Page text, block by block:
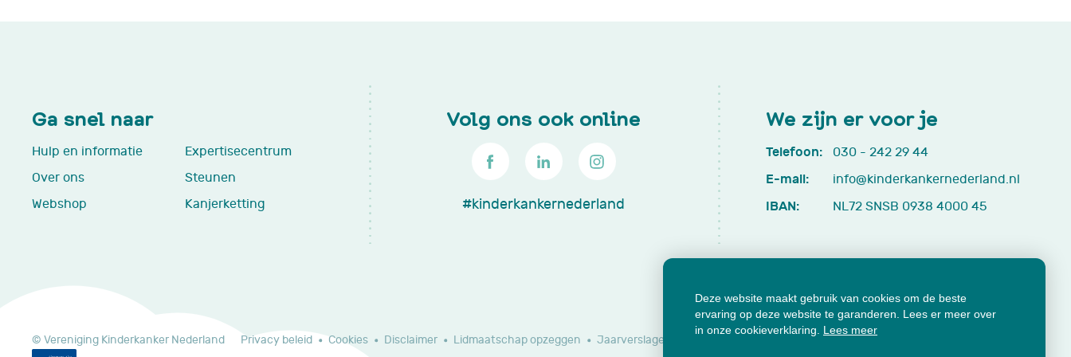
Deze website maakt gebruik van cookies om de beste
ervaring op deze website te garanderen. Lees er meer over
in onze cookieverklaring. Lees meer
Ga snel naar
Hulp en informatie
Expertisecentrum
Over ons
Steunen
Webshop
Kanjerketting
Volg ons ook online
#kinderkankernederland
We zijn er voor je
Telefoon: 030 - 242 29 44
E-mail: info@kinderkankernederland.nl
IBAN: NL72 SNSB 0938 4000 45
© Vereniging Kinderkanker Nederland Privacy beleid Cookies Disclaimer Lidmaatschap opzeggen Jaarverslagen en documenten Klachtenformulier